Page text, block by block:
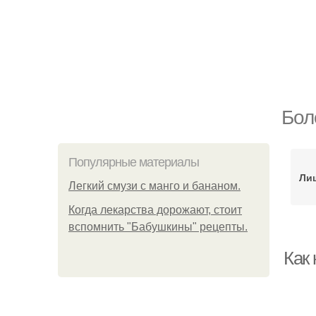
Популярные материалы
Легкий смузи с манго и бананом.
Когда лекарства дорожают, стоит
вспомнить "Бабушкины" рецепты.
Как